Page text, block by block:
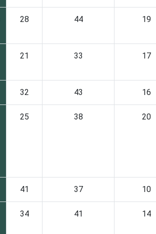
28 44 19
21 33 17
32 43 16
25 38 20
41 37 10
34 41 14